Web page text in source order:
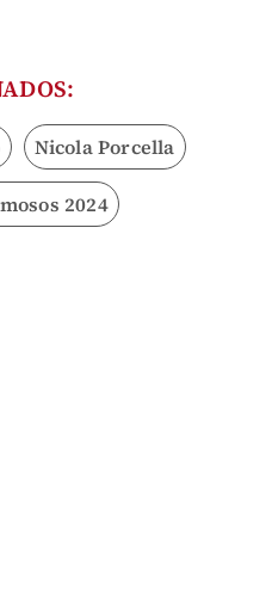
Nicola Porcella
2024